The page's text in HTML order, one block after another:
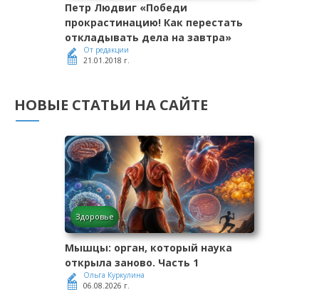
Петр Людвиг «Победи
прокрастинацию! Как перестать
откладывать дела на завтра»
От редакции
21.01.2018 г.
НОВЫЕ СТАТЬИ НА САЙТЕ
Здоровье
Мышцы: орган, который наука
открыла заново. Часть 1
Ольга Куркулина
06.08.2026 г.